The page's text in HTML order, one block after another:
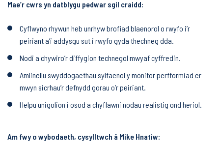
Mae’r cwrs yn datblygu pedwar sgil craidd:
Cyflwyno rhywun heb unrhyw brofiad blaenorol o rwyfo i’r
peiriant a’i addysgu sut i rwyfo gyda thechneg dda.
Nodi a chywiro’r diffygion technegol mwyaf cyffredin.
Amlinellu swyddogaethau sylfaenol y monitor perfformiad er
mwyn sicrhau’r defnydd gorau o’r peiriant.
Helpu unigolion i osod a chyflawni nodau realistig ond heriol.
Am fwy o wybodaeth, cysylltwch â Mike Hnatiw: